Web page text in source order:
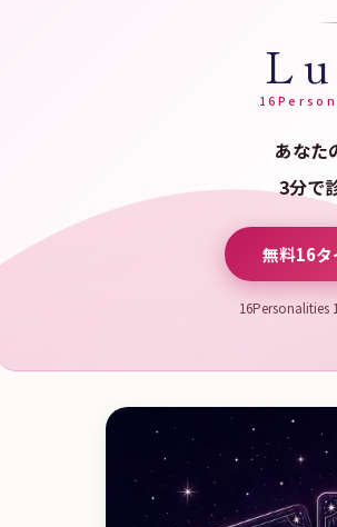
あなた
3分で
無料16タ
16Personalities